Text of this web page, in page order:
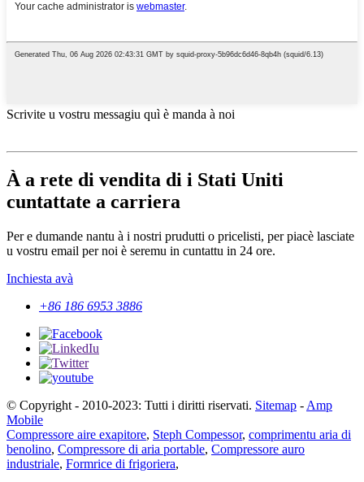
Scrivite u vostru messagiu quì è manda à noi
À a rete di vendita di i Stati Uniti
cuntattate a carriera
Per e dumande nantu à i nostri prudutti o pricelisti, per piacè lasciate
u vostru email per noi è seremu in cuntattu in 24 ore.
Inchiesta avà
+86 186 6953 3886
© Copyright - 2010-2023: Tutti i diritti riservati. Sitemap - Amp
Mobile
Compressore aire exapitore, Steph Compessor, comprimentu aria di
benolino, Compressore di aria portable, Compressore auro
industriale, Formrice di frigoriera,